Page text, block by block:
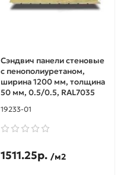
Сэндвич панели стеновые
с пенополиуретаном,
ширина 1200 мм, толщина
50 мм, 0.5/0.5, RAL7035
19233-01
1511.25р. /м2